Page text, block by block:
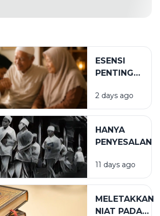
ESENSI
PENTING
BIRRUL
WALIDAIN
2 days ago
HANYA
PENYESALAN
11 days ago
MELETAKKAN
NIAT PADA